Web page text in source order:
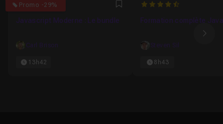
Promo -29%
4.9583333333333 Favori
Javascript Moderne : Le bundle
Carl Brison
13h42
4.9166666666667
Formation complète
Steven Sil
8h43